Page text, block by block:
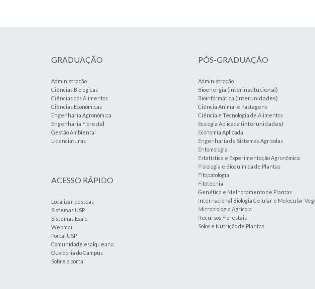
GRADUAÇÃO
Administração
Ciências Biológicas
Ciências dos Alimentos
Ciências Econômicas
Engenharia Agronômica
Engenharia Florestal
Gestão Ambiental
Licenciaturas
ACESSO RÁPIDO
Localizar pessoas
Sistemas USP
Sistemas Esalq
Webmail
Portal USP
Comunidade esalqueana
Ouvidoria do Campus
Sobre o portal
PÓS-GRADUAÇÃO
Administração
Bioenergia (interinstitucional)
Bioinformática (interunidades)
Ciência Animal e Pastagens
Ciência e Tecnologia de Alimentos
Ecologia Aplicada (interunidades)
Economia Aplicada
Engenharia de Sistemas Agrícolas
Entomologia
Estatística e Experimentação Agronômica
Fisiologia e Bioquímica de Plantas
Fitopatologia
Fitotecnia
Genética e Melhoramento de Plantas
Internacional Biologia Celular e Molecular
Microbiologia Agrícola
Recursos Florestais
Solos e Nutrição de Plantas